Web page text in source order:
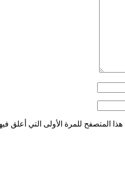
المتصفح للمرة الأولى التي أعلق